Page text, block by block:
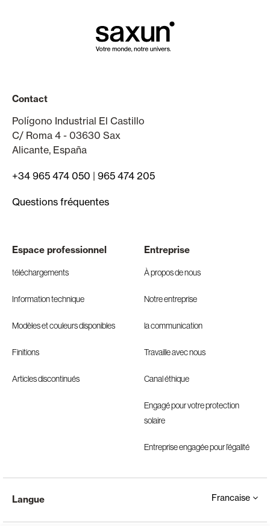
Contact
Polígono Industrial El Castillo
C/ Roma 4 - 03630 Sax
Alicante, España
+34 965 474 050 | 965 474 205
Questions fréquentes
Espace professionnel
téléchargements
Information technique
Modèles et couleurs disponibles
Finitions
Articles discontinués
Entreprise
À propos de nous
Notre entreprise
la communication
Travaille avec nous
Canal éthique
Engagé pour votre protection
solaire
Entreprise engagée pour l’égalité
Langue Francaise